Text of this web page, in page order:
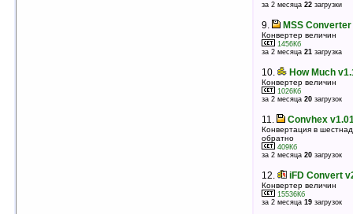
за 2 месяца 22 загрузки
9. MSS
Конвертер величин
1456Кб
за 2 месяца 21 загрузка
10. How Much
Конвертер величин
1026Кб
за 2 месяца 20 загрузок
11. Convhex
Конвертация в
обратно
409Кб
за 2 месяца 20 загрузок
12. iFD Convert
Конвертер величин
15536Кб
за 2 месяца 19 загрузок